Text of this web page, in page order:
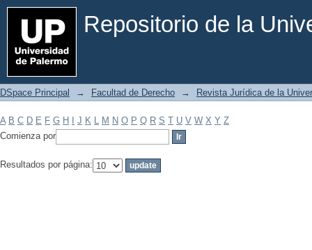
Repositorio de la
Filtrar por: Materia
DSpace Principal → Facultad de Derecho → Revista Jurídica de la
A B C D E F G H J K L M N O P Q R S T U V W X Y Z
Comienza por
Resultados por página: